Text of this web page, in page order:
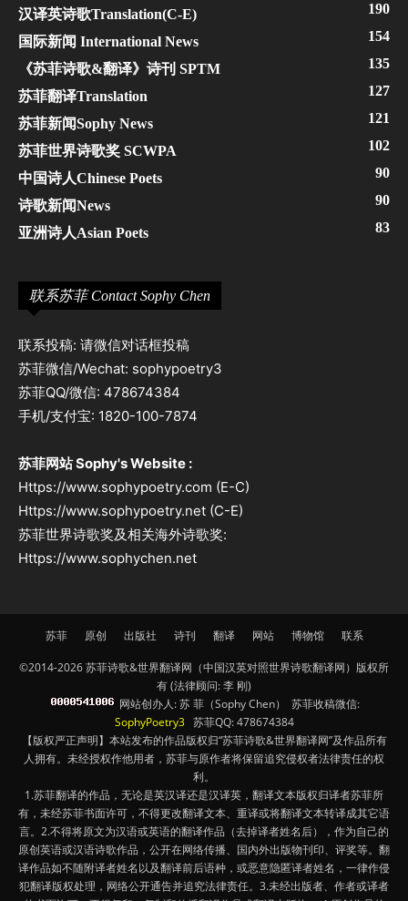
汉译英诗歌Translation(C-E) 190
国际新闻 International News 154
《苏菲诗歌&翻译》诗刊 SPTM 135
苏菲翻译Translation 127
苏菲新闻Sophy News 121
苏菲世界诗歌奖 SCWPA 102
中国诗人Chinese Poets 90
诗歌新闻News 90
亚洲诗人Asian Poets 83
联系苏菲 Contact Sophy Chen
联系投稿: 请微信对话框投稿
苏菲微信/Wechat: sophypoetry3
苏菲QQ/微信: 478674384
手机/支付宝: 1820-100-7874
苏菲网站 Sophy's Website :
Https://www.sophypoetry.com (E-C)
Https://www.sophypoetry.net (C-E)
苏菲世界诗歌奖及相关海外诗歌奖:
Https://www.sophychen.net
苏菲 原创 出版社 诗刊 翻译 网站 博物馆 联系
©2014-2026 苏菲诗歌&世界翻译网（中国汉英对照世界诗歌翻译网）版权所
有 (法律顾问: 李 刚)
网站创办人: 苏 菲（Sophy Chen） 苏菲收稿微信:
SophyPoetry3苏菲QQ: 478674384
【版权严正声明】本站发布的作品版权归“苏菲诗歌&世界翻译网”及作品所有
人拥有。未经授权作他用者，苏菲与原作者将保留追究侵权者法律责任的权
利。
1.苏菲翻译的作品，无论是英汉译还是汉译英，翻译文本版权归译者苏菲所
有，未经苏菲书面许可，不得更改翻译文本、重译或将翻译文本转译成其它语
言。2.不得将原文为汉语或英语的翻译作品（去掉译者姓名后），作为自己的
原创英语或汉语诗歌作品，公开在网络传播、国内外出版物刊印、评奖等。翻
译作品如不随附译者姓名以及翻译前后语种，或恶意隐匿译者姓名，一律作侵
犯翻译版权处理，网络公开通告并追究法律责任。3.未经出版者、作者或译者